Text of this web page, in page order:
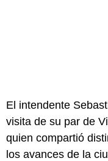
El intendente
visita de su par de
quien compartió
los avances de la